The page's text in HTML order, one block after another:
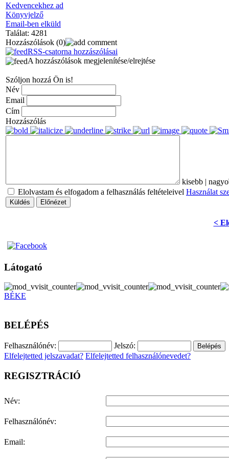
Kedvencekhez ad
Könyvjelző
Email-ben elküld
Találat: 4281
Hozzászólások (0)
RSS-csatorna hozzászólásai
A hozzászólások megjelenítése/elrejtése
Szóljon hozzá Ön is!
Név
Email
Cím
Hozzászólás
kisebb |
Elolvastam és elfogadom a felhasználás feltételeivel Használat
Küldés Előnézet
<
Látogató
BÉKE
BELÉPÉS
Felhasználónév:
Jelszó:
Elfelejtetted jelszavadat? Elfelejtetted felhasználónevedet?
REGISZTRÁCIÓ
Név:
Felhasználónév:
Email: